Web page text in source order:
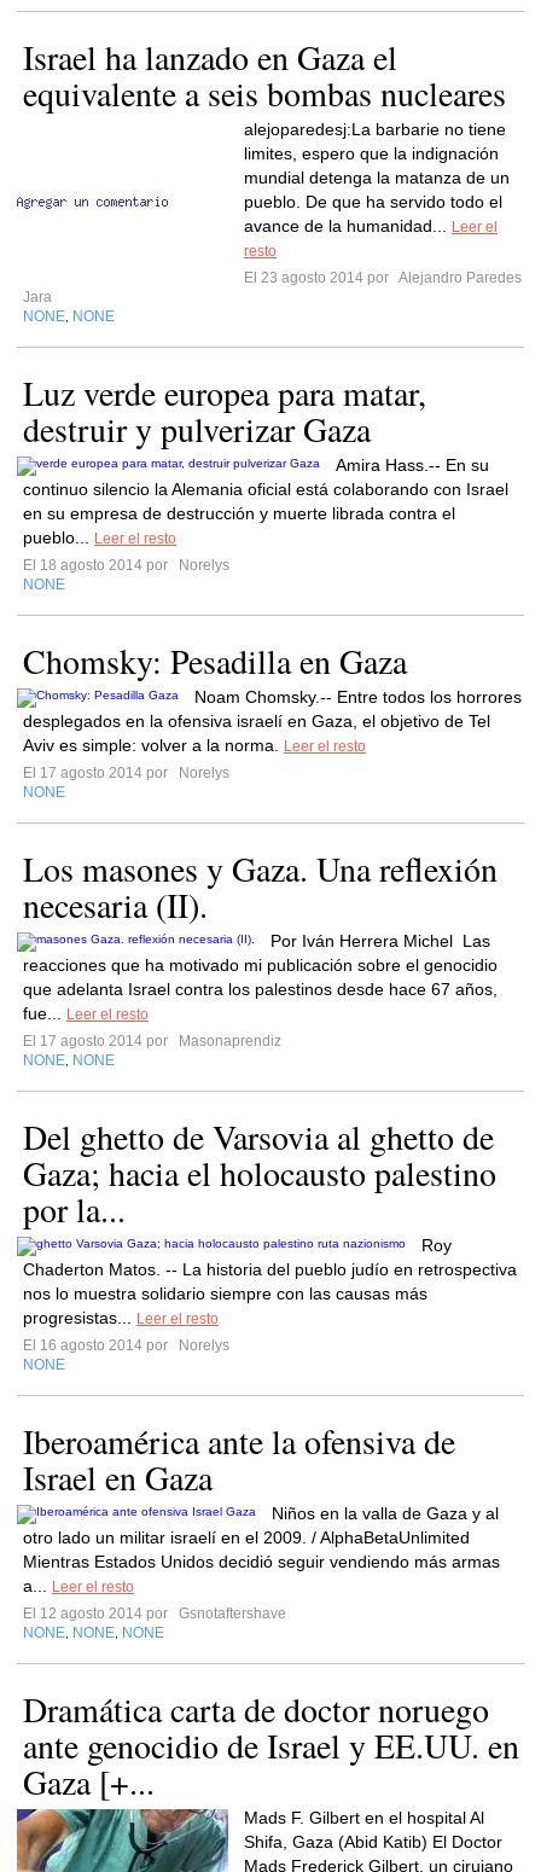
Israel ha lanzado en Gaza el
equivalente a seis bombas nucleares
alejoparedesj:La barbarie no tiene
limites, espero que la indignación
mundial detenga la matanza de un
pueblo. De que ha servido todo el
avance de la humanidad...
Leer el
resto
El 23 agosto 2014 por Alejandro Paredes
Jara
NONE NONE
Luz verde europea para matar,
destruir y pulverizar Gaza
Amira Hass.-- En su
continuo silencio la Alemania oficial está colaborando con Israel
en su empresa de destrucción y muerte librada contra el
pueblo...
Leer el resto
El 18 agosto 2014 por
Norelys
NONE
Chomsky: Pesadilla en Gaza
Noam Chomsky.-- Entre todos los horrores
desplegados en la ofensiva israelí en Gaza, el objetivo de Tel
Aviv es simple: volver a la norma.
Leer el resto
El 17 agosto 2014 por
Norelys
NONE
Los masones y Gaza. Una reflexión
necesaria (II).
Por Iván Herrera Michel Las
reacciones que ha motivado mi publicación sobre el genocidio
que adelanta Israel contra los palestinos desde hace 67 años,
fue...
Leer el resto
El 17 agosto 2014 por
Masonaprendiz
NONE NONE
Del ghetto de Varsovia al ghetto de
Gaza; hacia el holocausto palestino
por la...
Roy
Chaderton Matos. -- La historia del pueblo judío en retrospectiva
nos lo muestra solidario siempre con las causas más
progresistas...
Leer el resto
El 16 agosto 2014 por
Norelys
NONE
Iberoamérica ante la ofensiva de
Israel en Gaza
Niños en la valla de Gaza y al
otro lado un militar israelí en el 2009. / AlphaBetaUnlimited
Mientras Estados Unidos decidió seguir vendiendo más armas
a...
Leer el resto
El 12 agosto 2014 por
Gsnotaftershave
NONE NONE NONE
Dramática carta de doctor noruego
ante genocidio de Israel y EE.UU. en
Gaza [+...
Mads F. Gilbert en el hospital Al
Shifa, Gaza (Abid Katib) El Doctor
Mads Frederick Gilbert, un cirujano